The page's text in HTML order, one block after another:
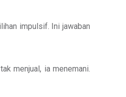
impulsif. Ini jawaban
menjual, ia menemani.